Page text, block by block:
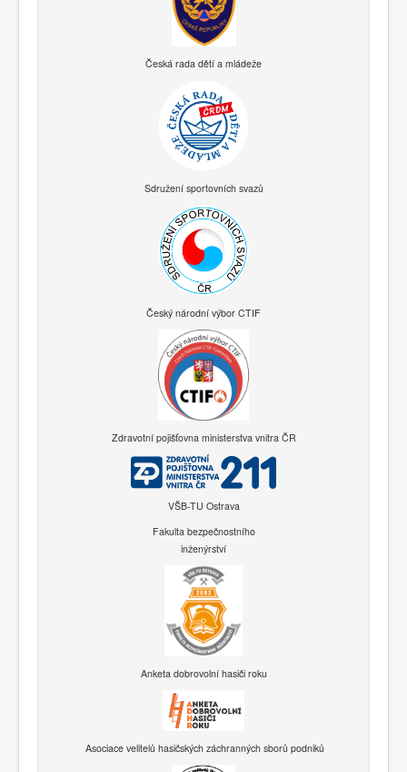
Česká rada dětí a mládeže
Sdružení sportovních svazů
Český národní výbor CTIF
Zdravotní pojišťovna ministerstva vnitra ČR
VŠB-TU Ostrava
Fakulta bezpečnostního
inženýrství
Anketa dobrovolní hasiči roku
Asociace velitelů hasičských záchranných sborů podniků